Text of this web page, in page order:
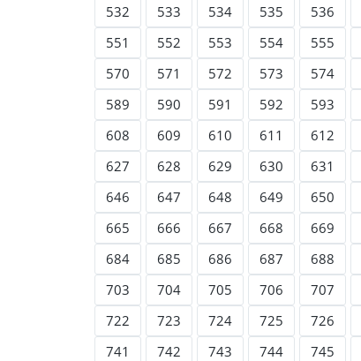
532
533 534 535 536
551
552 553 554 555
570
571 572 573 574
589
590 591 592 593
608
609 610 611 612
627
628 629 630 631
646
647 648 649 650
665
666 667 668 669
684
685 686 687 688
703
704 705 706 707
722
723 724 725 726
741
742 743 744 745